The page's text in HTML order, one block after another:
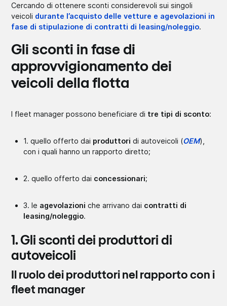
Cercando di ottenere sconti considerevoli sui singoli
veicoli durante l’acquisto delle vetture e agevolazioni in
fase di stipulazione di contratti di leasing/noleggio.
Gli sconti in fase di
approvvigionamento dei
veicoli della flotta
I fleet manager possono beneficiare di tre tipi di sconto:
1. quello offerto dai produttori di autoveicoli (OEM),
con i quali hanno un rapporto diretto;
2. quello offerto dai concessionari;
3. le agevolazioni che arrivano dai contratti di
leasing/noleggio.
1. Gli sconti dei produttori di
autoveicoli
Il ruolo dei produttori nel rapporto con i
fleet manager